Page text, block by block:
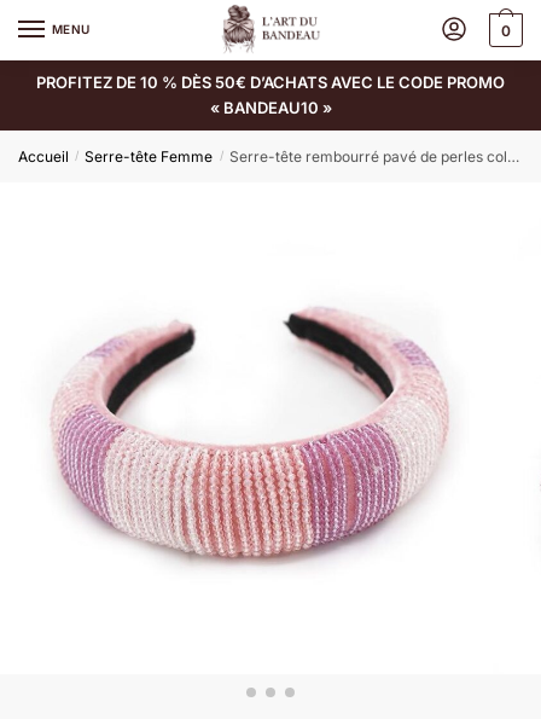
MENU 0
PROFITEZ DE 10 % DÈS 50€ D’ACHATS AVEC LE CODE PROMO
« BANDEAU10 »
Accueil / Serre-tête Femme / Serre-tête rembourré pavé de perles colorées Athena